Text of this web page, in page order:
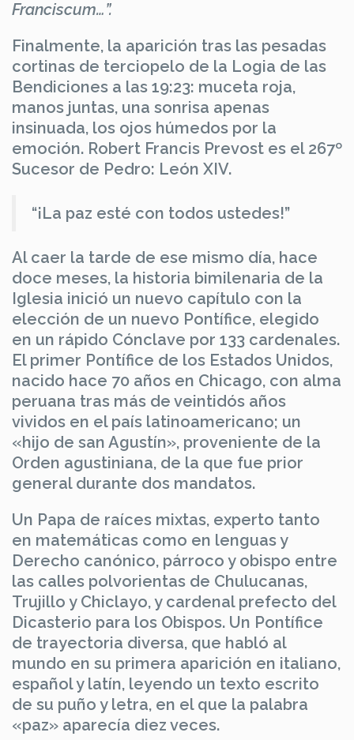
Franciscum…”.
Finalmente, la aparición tras las pesadas
cortinas de terciopelo de la Logia de las
Bendiciones a las 19:23: muceta roja,
manos juntas, una sonrisa apenas
insinuada, los ojos húmedos por la
emoción. Robert Francis Prevost es el 267º
Sucesor de Pedro: León XIV.
“¡La paz esté con todos ustedes!”
Al caer la tarde de ese mismo día, hace
doce meses, la historia bimilenaria de la
Iglesia inició un nuevo capítulo con la
elección de un nuevo Pontífice, elegido
en un rápido Cónclave por 133 cardenales.
El primer Pontífice de los Estados Unidos,
nacido hace 70 años en Chicago, con alma
peruana tras más de veintidós años
vividos en el país latinoamericano; un
«hijo de san Agustín», proveniente de la
Orden agustiniana, de la que fue prior
general durante dos mandatos.
Un Papa de raíces mixtas, experto tanto
en matemáticas como en lenguas y
Derecho canónico, párroco y obispo entre
las calles polvorientas de Chulucanas,
Trujillo y Chiclayo, y cardenal prefecto del
Dicasterio para los Obispos. Un Pontífice
de trayectoria diversa, que habló al
mundo en su primera aparición en italiano,
español y latín, leyendo un texto escrito
de su puño y letra, en el que la palabra
«paz» aparecía diez veces.